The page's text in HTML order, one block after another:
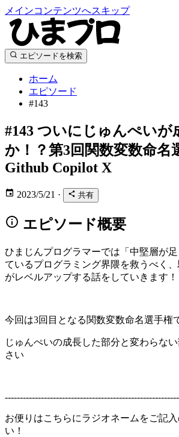
メインコンテンツへスキップ
エピソードを検索
ホーム
エピソード
#143
#143 ついにじゅんぺいが
か！？第3回関数変数命名
Github Copilot X
2023/5/21 · 共有
エピソード概要
ひまじんプログラマーでは「中堅層が
ているプログラミング界隈を救うべく
がレベルアップする話をしていきます！
今回は3回目となる関数変数命名選手権
じゅんぺいの成長した部分と変わらな
さい
お便りはこちらにラジオネームをご記
い！